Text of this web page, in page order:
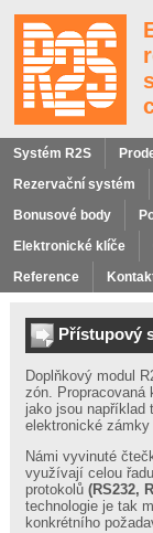
Systém R2S
Rezervační systém
Bonusové body
Elektronické klíče
Reference
Hledání
Odkazy
e-
shop
Přístupový
Doplňkový modul
zón. Propracovaná
jako jsou například
elektronické
Námi vyvinuté
využívají celou
protokolů (RS232,
technologie je tak
konkrétního